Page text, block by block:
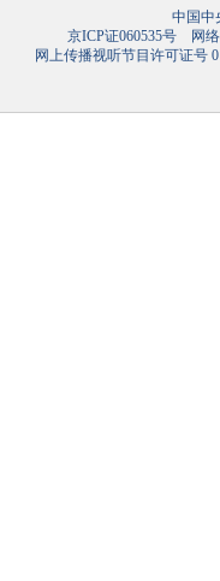
中国中
京ICP证060535号网络
网上传播视听节目许可证号